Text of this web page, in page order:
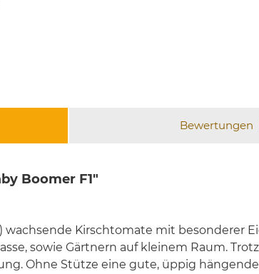
Bewertungen
Boomer F1"
Kirschtomate mit besonderer
sowie Gärtnern auf kleinem Raum.
Ohne Stütze eine gute, üppig